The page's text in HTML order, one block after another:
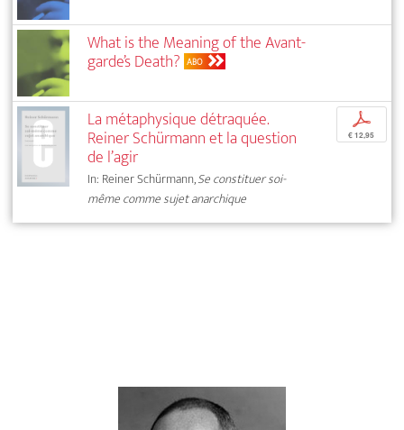
What is the Meaning of the Avant-
garde’s Death? ABO
La métaphysique détraquée.
Reiner Schürmann et la question
de l’agir
In: Reiner Schürmann,Se constituer soi-
même comme sujet anarchique
p
€ 12,95